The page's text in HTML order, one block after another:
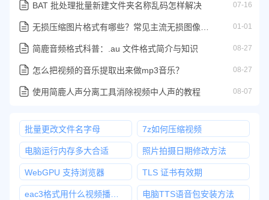
BAT 批处理批量新建文件夹名称乱码怎样解决 07-16
无损压缩图片格式有哪些？常见主流无损图像压缩格式 01-01
简鹿音频格式科普：.au 文件格式简介与知识 08-27
怎么把视频的音乐提取出来做mp3音乐？ 08-27
使用简鹿人声分离工具消除视频中人声的教程 08-07
批量更改文件名字母 7z如何压缩视频
电脑运行内存多大合适 照片拍摄日期修改方法
WebGPU 支持浏览器 TLS 证书有效期
eac3格式用什么视频播放器 电脑TTS语音包安装方法